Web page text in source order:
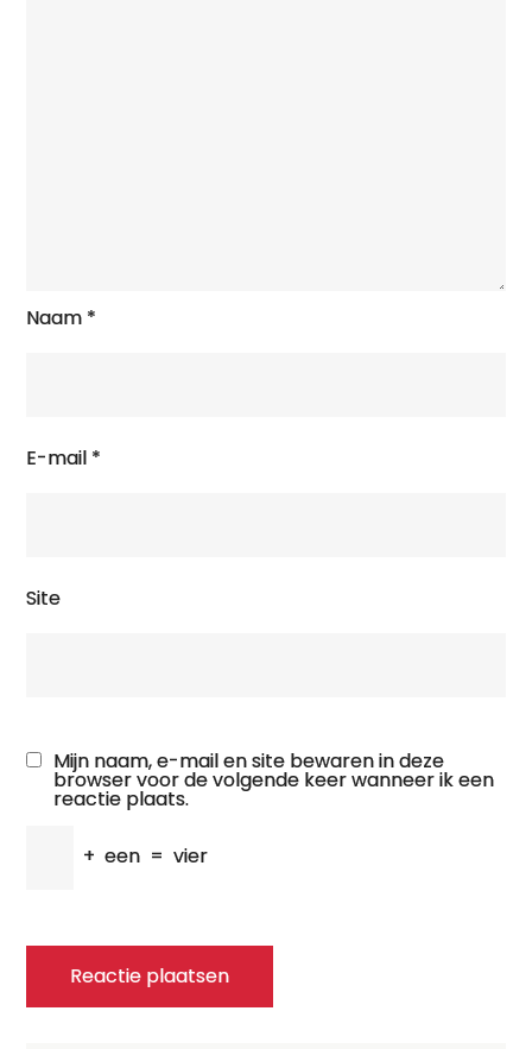
Naam *
E-mail *
Site
Mijn naam, e-mail en site bewaren in deze
browser voor de volgende keer wanneer ik een
reactie plaats.
+ een = vier